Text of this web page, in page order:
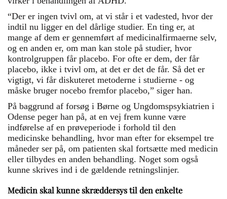
“Der er ingen tvivl om, at vi står i et vadested, hvor der
indtil nu ligger en del dårlige studier. En ting er, at
mange af dem er gennemført af medicinalfirmaerne selv,
og en anden er, om man kan stole på studier, hvor
kontrolgruppen får placebo. For ofte er dem, der får
placebo, ikke i tvivl om, at det er det de får. Så det er
vigtigt, vi får diskuteret metoderne i studierne - og
måske bruger nocebo fremfor placebo,” siger han.
På baggrund af forsøg i Børne og Ungdomspsykiatrien i
Odense peger han på, at en vej frem kunne være
indførelse af en prøveperiode i forhold til den
medicinske behandling, hvor man efter for eksempel tre
måneder ser på, om patienten skal fortsætte med medicin
eller tilbydes en anden behandling. Noget som også
kunne skrives ind i de gældende retningslinjer.
Medicin skal kunne skræddersys til den enkelte